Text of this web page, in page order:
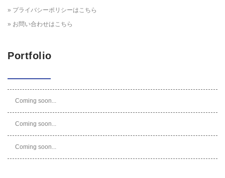
» プライバシーポリシーはこちら
» お問い合わせはこちら
Portfolio
Coming soon...
Coming soon...
Coming soon...